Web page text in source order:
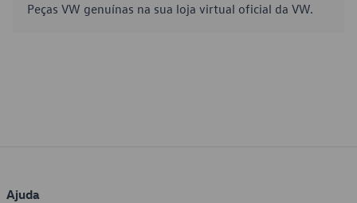
Peças VW genuínas na sua loja virtual oficial da VW.
Ajuda